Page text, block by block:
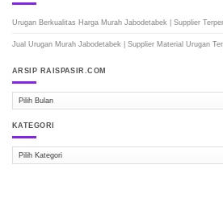
Urugan Berkualitas Harga Murah Jabodetabek | Supplier
Jual Urugan Murah Jabodetabek | Supplier Material Urugan
ARSIP RAISPASIR.COM
KATEGORI